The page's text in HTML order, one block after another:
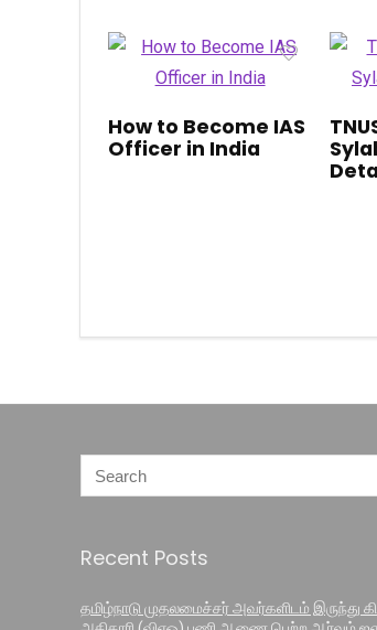
How to Become IAS
Officer in India
Recent Posts
தமிழ்நாடு முதலமைச்சர் அவர்களிடம் இருந்து